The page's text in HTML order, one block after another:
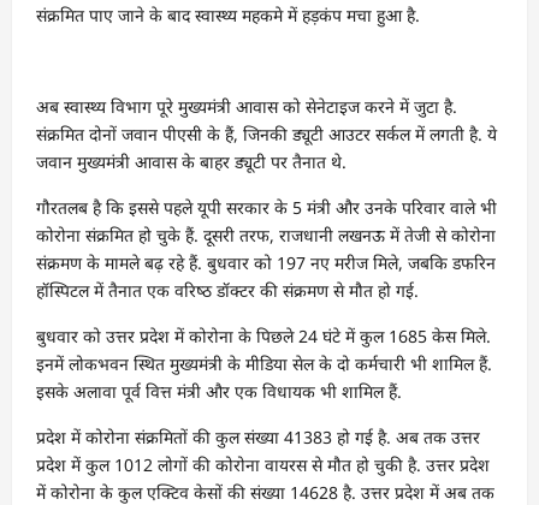
संक्रमित पाए जाने के बाद स्वास्थ्य महकमे में हड़कंप मचा हुआ है.
अब स्वास्थ्य विभाग पूरे मुख्यमंत्री आवास को सेनेटाइज करने में जुटा है.
संक्रमित दोनों जवान पीएसी के हैं, जिनकी ड्यूटी आउटर सर्कल में लगती है. ये
जवान मुख्यमंत्री आवास के बाहर ड्यूटी पर तैनात थे.
गौरतलब है कि इससे पहले यूपी सरकार के 5 मंत्री और उनके परिवार वाले भी
कोरोना संक्रमित हो चुके हैं. दूसरी तरफ, राजधानी लखनऊ में तेजी से कोरोना
संक्रमण के मामले बढ़ रहे हैं. बुधवार को 197 नए मरीज मिले, जबकि डफरिन
हॉस्पिटल में तैनात एक वरिष्‍ठ डॉक्टर की संक्रमण से मौत हो गई.
बुधवार को उत्तर प्रदेश में कोरोना के पिछले 24 घंटे में कुल 1685 केस मिले.
इनमें लोकभवन स्थित मुख्यमंत्री के मीडिया सेल के दो कर्मचारी भी शामिल हैं.
इसके अलावा पूर्व वित्त मंत्री और एक विधायक भी शामिल हैं.
प्रदेश में कोरोना संक्रमितों की कुल संख्या 41383 हो गई है. अब तक उत्तर
प्रदेश में कुल 1012 लोगों की कोरोना वायरस से मौत हो चुकी है. उत्तर प्रदेश
में कोरोना के कुल एक्टिव केसों की संख्या 14628 है. उत्तर प्रदेश में अब तक